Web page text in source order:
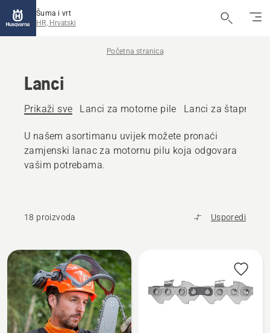
Šuma i vrt
HR, Hrvatski
Početna stranica
Lanci
Prikaži sve Lanci za motorne pile Lanci za štapne
U našem asortimanu uvijek možete pronaći
zamjenski lanac za motornu pilu koja odgovara
vašim potrebama.
18 proizvoda Usporedi
Učitaj
sve
proizvode